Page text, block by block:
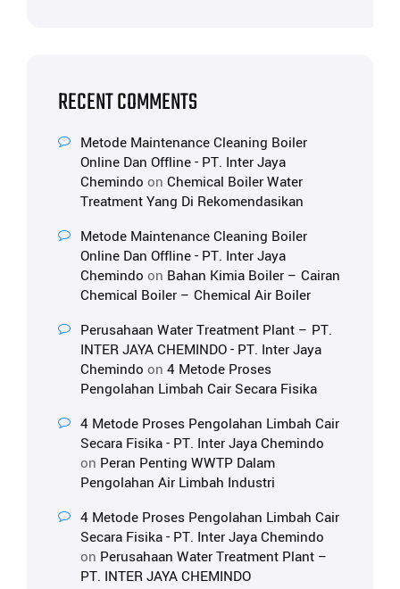
RECENT COMMENTS
Metode Maintenance Cleaning Boiler
Online Dan Offline - PT. Inter Jaya
Chemindo on Chemical Boiler Water
Treatment Yang Di Rekomendasikan
Metode Maintenance Cleaning Boiler
Online Dan Offline - PT. Inter Jaya
Chemindo on Bahan Kimia Boiler – Cairan
Chemical Boiler – Chemical Air Boiler
Perusahaan Water Treatment Plant – PT.
INTER JAYA CHEMINDO - PT. Inter Jaya
Chemindo on 4 Metode Proses
Pengolahan Limbah Cair Secara Fisika
4 Metode Proses Pengolahan Limbah Cair
Secara Fisika - PT. Inter Jaya Chemindo
on Peran Penting WWTP Dalam
Pengolahan Air Limbah Industri
4 Metode Proses Pengolahan Limbah Cair
Secara Fisika - PT. Inter Jaya Chemindo
on Perusahaan Water Treatment Plant –
PT. INTER JAYA CHEMINDO